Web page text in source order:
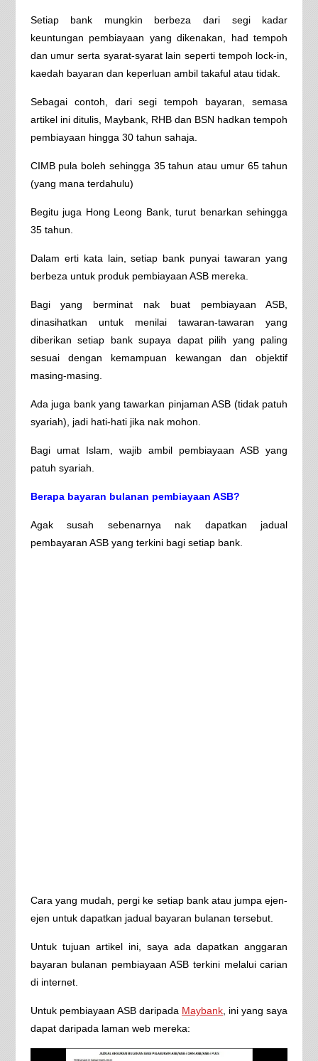
Setiap bank mungkin berbeza dari segi kadar
keuntungan pembiayaan yang dikenakan, had tempoh
dan umur serta syarat-syarat lain seperti tempoh lock-in,
kaedah bayaran dan keperluan ambil takaful atau tidak.
Sebagai contoh, dari segi tempoh bayaran, semasa
artikel ini ditulis, Maybank, RHB dan BSN hadkan tempoh
pembiayaan hingga 30 tahun sahaja.
CIMB pula boleh sehingga 35 tahun atau umur 65 tahun
(yang mana terdahulu)
Begitu juga Hong Leong Bank, turut benarkan sehingga
35 tahun.
Dalam erti kata lain, setiap bank punyai tawaran yang
berbeza untuk produk pembiayaan ASB mereka.
Bagi yang berminat nak buat pembiayaan ASB,
dinasihatkan untuk menilai tawaran-tawaran yang
diberikan setiap bank supaya dapat pilih yang paling
sesuai dengan kemampuan kewangan dan objektif
masing-masing.
Ada juga bank yang tawarkan pinjaman ASB (tidak patuh
syariah), jadi hati-hati jika nak mohon.
Bagi umat Islam, wajib ambil pembiayaan ASB yang
patuh syariah.
Berapa bayaran bulanan pembiayaan ASB?
Agak susah sebenarnya nak dapatkan jadual
pembayaran ASB yang terkini bagi setiap bank.
Cara yang mudah, pergi ke setiap bank atau jumpa ejen-
ejen untuk dapatkan jadual bayaran bulanan tersebut.
Untuk tujuan artikel ini, saya ada dapatkan anggaran
bayaran bulanan pembiayaan ASB terkini melalui carian
di internet.
Untuk pembiayaan ASB daripada Maybank , ini yang saya
dapat daripada laman web mereka: